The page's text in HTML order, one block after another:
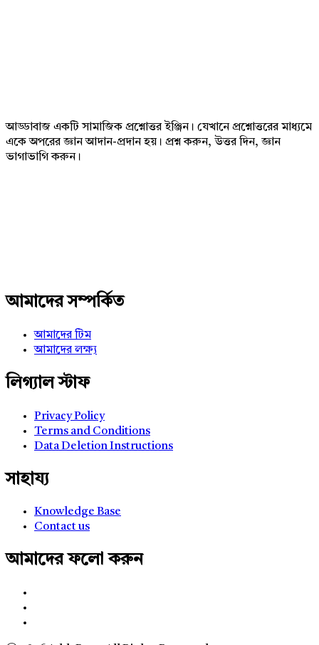
আড্ডাবাজ একটি সামাজিক প্রশ্নোত্তর ইঞ্জিন। যেখানে প্রশ্নোত্তরের মাধ্যমে
একে অপরের জ্ঞান আদান-প্রদান হয়। প্রশ্ন করুন, উত্তর দিন, জ্ঞান
ভাগাভাগি করুন।
আমাদের সম্পর্কিত
আমাদের টিম
আমাদের লক্ষ্য
লিগ্যাল স্টাফ
Privacy Policy
Terms and Conditions
Data Deletion Instructions
সাহায্য
Knowledge Base
Contact us
আমাদের ফলো করুন